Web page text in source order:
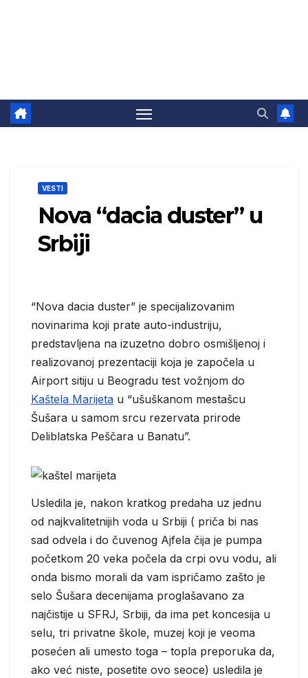
VESTI
Nova “dacia duster” u
Srbiji
“Nova dacia duster” je specijalizovanim
novinarima koji prate auto-industriju,
predstavljena na izuzetno dobro osmišljenoj i
realizovanoj prezentaciji koja je započela u
Airport sitiju u Beogradu test vožnjom do
Kaštela Marijeta u “ušuškanom mestašcu
Šušara u samom srcu rezervata prirode
Deliblatska Peščara u Banatu”.
Usledila je, nakon kratkog predaha uz jednu
od najkvalitetnijih voda u Srbiji ( priča bi nas
sad odvela i do čuvenog Ajfela čija je pumpa
početkom 20 veka počela da crpi ovu vodu, ali
onda bismo morali da vam ispričamo zašto je
selo Šušara decenijama proglašavano za
najčistije u SFRJ, Srbiji, da ima pet koncesija u
selu, tri privatne škole, muzej koji je veoma
posećen ali umesto toga – topla preporuka da,
ako već niste, posetite ovo seoce) usledila je